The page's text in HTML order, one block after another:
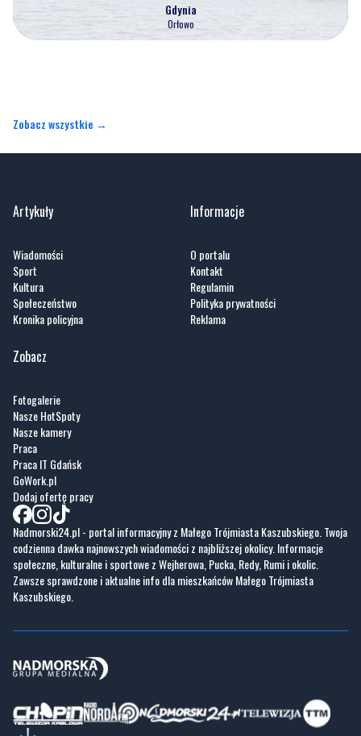
Gdynia
Orłowo
Zobacz wszystkie →
Artykuły
Wiadomości
Sport
Kultura
Społeczeństwo
Kronika policyjna
Informacje
O portalu
Kontakt
Regulamin
Polityka prywatności
Reklama
Zobacz
Fotogalerie
Nasze HotSpoty
Nasze kamery
Praca
Praca IT Gdańsk
GoWork.pl
Dodaj ofertę pracy
Nadmorski24.pl - portal informacyjny z Małego Trójmiasta Kaszubskiego. Twoja
codzienna dawka najnowszych wiadomości z najbliższej okolicy. Informacje
społeczne, kulturalne i sportowe z Wejherowa, Pucka, Redy, Rumi i okolic.
Zawsze sprawdzone i aktualne info dla mieszkańców Małego Trójmiasta
Kaszubskiego.